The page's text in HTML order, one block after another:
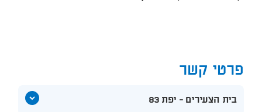
פרטי קשר
הצג
תוכן
בית הצעירים - יפת 83